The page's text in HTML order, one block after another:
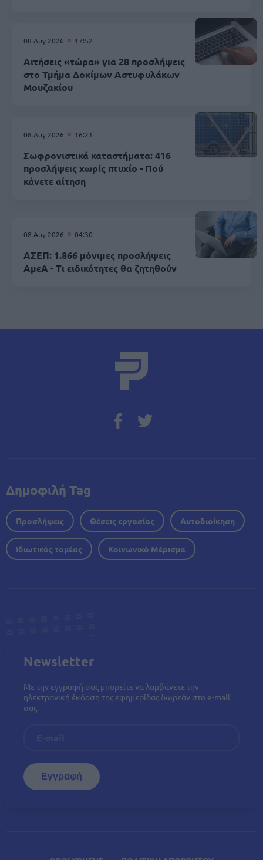
08 Αυγ 2026 17:52
Αιτήσεις «τώρα» για 28 προσλήψεις
στο Τμήμα Δοκίμων Αστυφυλάκων
Mουζακίου
08 Αυγ 2026 16:21
Σωφρονιστικά καταστήματα: 416
προσλήψεις χωρίς πτυχίο - Πού
κάνετε αίτηση
08 Αυγ 2026 04:30
ΑΣΕΠ: 1.866 μόνιμες προσλήψεις
ΑμεΑ - Τι ειδικότητες θα ζητηθούν
Δημοφιλή Tag
Προσλήψεις Θέσεις εργασίας Αυτοδιοίκηση
Ιδιωτικός τομέας Κοινωνικό Μέρισμα
Newsletter
Με την εγγραφή σας μπορείτε να λαμβάνετε την
ηλεκτρονική έκδοση της εφημερίδας δωρεάν στο e-mail
σας.